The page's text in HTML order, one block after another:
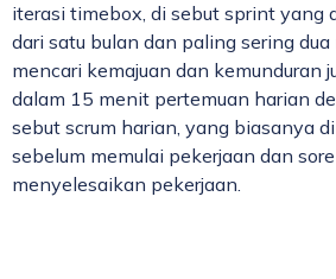
iterasi timebox, di sebut sprint yang
dari satu bulan dan paling sering dua
mencari kemajuan dan kemunduran
dalam 15 menit pertemuan harian
sebut scrum harian, yang biasanya
sebelum memulai pekerjaan dan
menyelesaikan pekerjaan.